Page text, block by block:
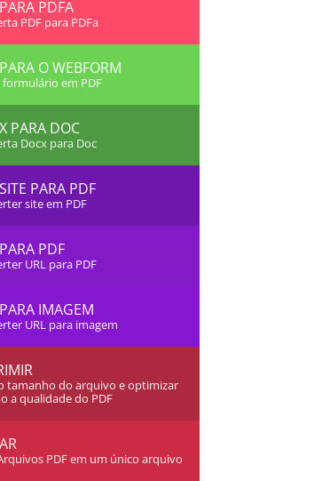
PDFA
PDF para PDFa
O WEBFORM
formulário em PDF
PARA DOC
Docx para Doc
PARA PDF
site em PDF
PDF
URL para PDF
IMAGEM
URL para imagem
tamanho do arquivo e optimizar
a qualidade do PDF
PDF em um único arquivo